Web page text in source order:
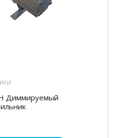
Диммируемый